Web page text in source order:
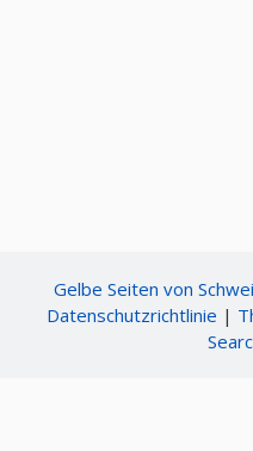
Gelbe Seiten von
Datenschutzrichtlinie |